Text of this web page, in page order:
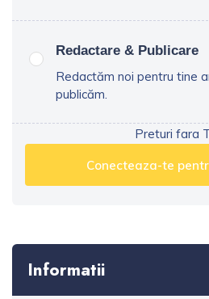
Redactare & Publicare
Redactăm noi pentru tine
publicăm.
Preturi fara
Conecteaza-te
Informatii